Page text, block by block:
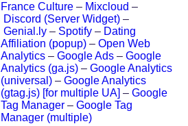
France Culture – Mixcloud –
Discord (Server Widget) –
Genial.ly – Spotify – Dating
Affiliation (popup) – Open Web
Analytics – Google Ads – Google
Analytics (ga.js) – Google Analytics
(universal) – Google Analytics
(gtag.js) [for multiple UA] – Google
Tag Manager – Google Tag
Manager (multiple)